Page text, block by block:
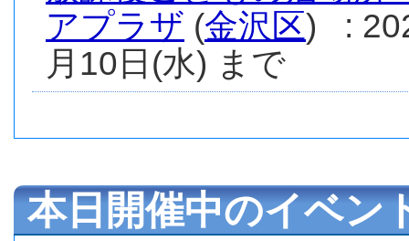
アプラザ (金沢区) :
月10日(水) まで
本日開催中のイベン